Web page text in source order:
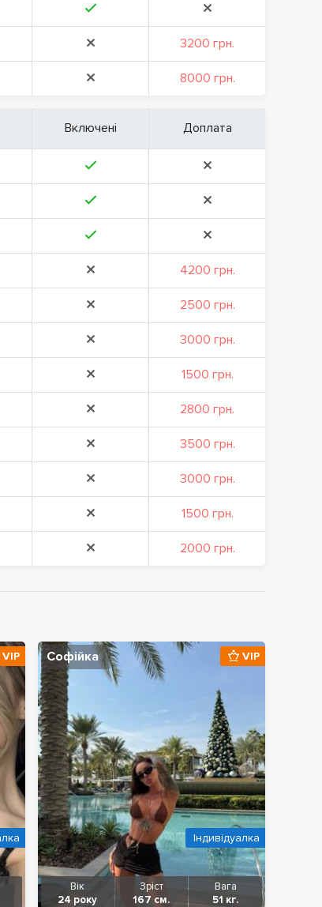
3200 грн.
8000 грн.
Включені Доплата
4200 грн.
2500 грн.
3000 грн.
1500 грн.
2800 грн.
3500 грн.
3000 грн.
1500 грн.
2000 грн.
VIP Софійка
Вік
24 року
Зріст
167 см.
Вага
51 кг.
VIP
Індивідуалка